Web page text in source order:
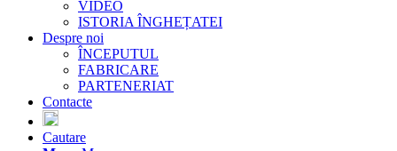
VIDEO
ISTORIA ÎNGHEȚATEI
Despre noi
ÎNCEPUTUL
FABRICARE
PARTENERIAT
Contacte
Cautare